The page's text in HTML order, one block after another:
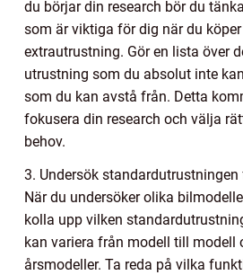
du börjar din research bör du
som är viktiga för dig när du
extrautrustning. Gör en lista över
utrustning som du absolut inte
som du kan avstå från. Detta
fokusera din research och välja
behov.
3. Undersök
När du undersöker olika
kolla upp vilken
kan variera från modell till modell
årsmodeller. Ta reda på vilka